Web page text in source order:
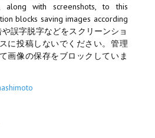
along with screenshots, to this
blocks saving images according
誤字脱字などをスクリーンショ
に投稿しないでください。管理
画像の保存をブロックしていま